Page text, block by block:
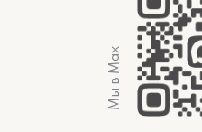
Мы в Max